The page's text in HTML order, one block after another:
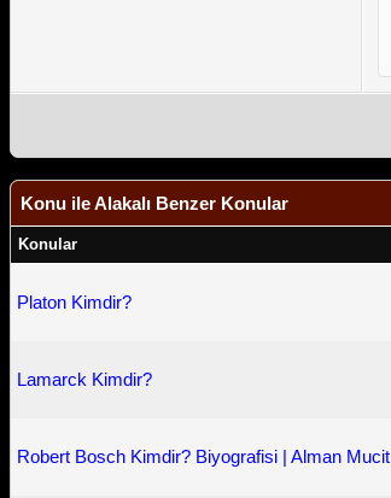
Konu ile Alakalı Benzer Konular
Konular
Platon Kimdir?
Lamarck Kimdir?
Robert Bosch Kimdir? Biyografisi | Alman Mucit